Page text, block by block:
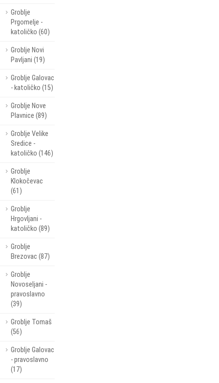
Groblje
Prgomelje -
katoličko (60)
Groblje Novi
Pavljani (19)
Groblje Galovac
- katoličko (15)
Groblje Nove
Plavnice (89)
Groblje Velike
Sredice -
katoličko (146)
Groblje
Klokočevac
(61)
Groblje
Hrgovljani -
katoličko (89)
Groblje
Brezovac (87)
Groblje
Novoseljani -
pravoslavno
(39)
Groblje Tomaš
(56)
Groblje Galovac
- pravoslavno
(17)